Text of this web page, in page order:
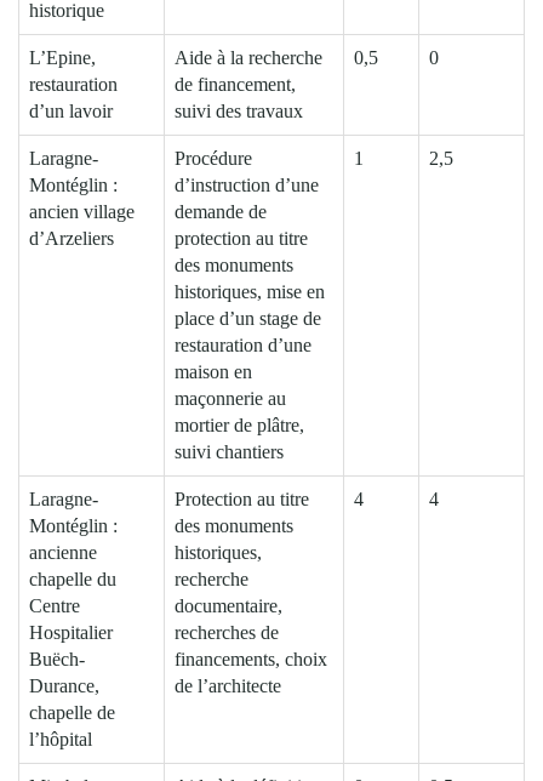
historique
L’Epine,
restauration
d’un lavoir
Aide à la recherche
de financement,
suivi des travaux
0,5 0
Laragne-
Montéglin :
ancien village
d’Arzeliers
Procédure
d’instruction d’une
demande de
protection au titre
des monuments
historiques, mise en
place d’un stage de
restauration d’une
maison en
maçonnerie au
mortier de plâtre,
suivi chantiers
1 2,5
Laragne-
Montéglin :
ancienne
chapelle du
Centre
Hospitalier
Buëch-
Durance,
chapelle de
l’hôpital
Protection au titre
des monuments
historiques,
recherche
documentaire,
recherches de
financements, choix
de l’architecte
4 4